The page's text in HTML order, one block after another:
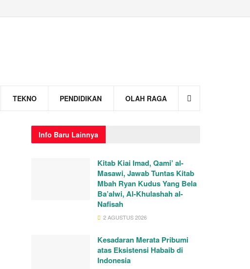
TEKNO PENDIDIKAN OLAH RAGA
Info Baru Lainnya
Kitab Kiai Imad, Qami’ al-
Masawi, Jawab Tuntas Kitab
Mbah Ryan Kudus Yang Bela
Ba’alwi, Al-Khulashah al-
Nafisah
2 AGUSTUS 2026
Kesadaran Merata Pribumi
atas Eksistensi Habaib di
Indonesia